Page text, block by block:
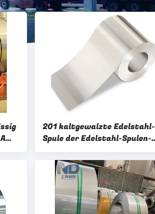
201 kaltgewalzte Edelstahl-
Spule der Edelstahl-Spulen-
310S 316L